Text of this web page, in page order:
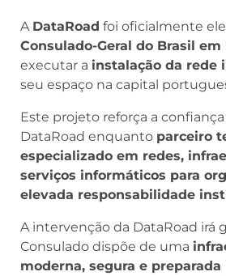
A DataRoad foi oficialmente
Consulado-Geral do Brasil em
executar a instalação da rede
seu espaço na capital
Este projeto reforça a
DataRoad enquanto parceiro
especializado em redes,
serviços informáticos para
elevada responsabilidade
A intervenção da DataRoad irá
Consulado dispõe de uma
moderna, segura e